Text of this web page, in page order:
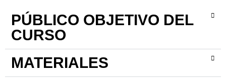
PÚBLICO OBJETIVO DEL
CURSO
MATERIALES